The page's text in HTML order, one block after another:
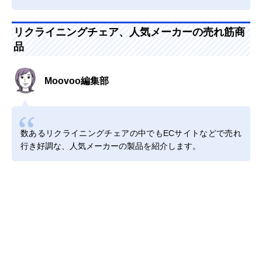
リクライニングチェア、人気メーカーの売れ筋商
品
Moovoo編集部
数あるリクライニングチェアの中でもECサイトなどで売れ
行き好調な、人気メーカーの製品を紹介します。